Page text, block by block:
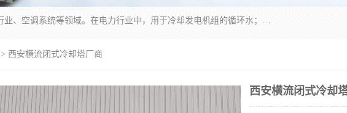
冷却塔广泛应用于工业、电力行业、空调系统等领域。在电力行业中，用于冷却发电机组的循环水；在工业生产中，如化工、冶金等行业，可降低生产过程中产生的热量；在空调系统中，为空调设备提供冷却水源
> 西安横流闭式冷却塔厂商
西安横流闭式冷却